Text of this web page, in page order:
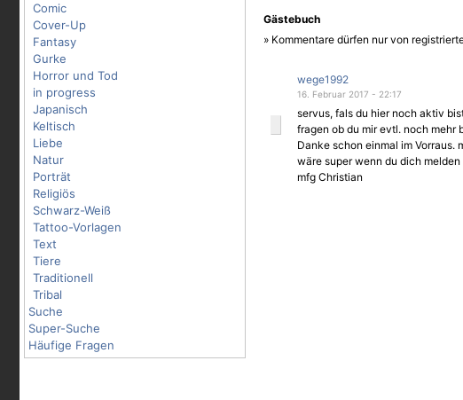
Comic
Cover-Up
Fantasy
Gurke
Horror und Tod
in progress
Japanisch
Keltisch
Liebe
Natur
Porträt
Religiös
Schwarz-Weiß
Tattoo-Vorlagen
Text
Tiere
Traditionell
Tribal
Suche
Super-Suche
Häufige Fragen
Gästebuch
» Kommentare dürfen nur von
wege1992
16. Februar 2017 - 22:17
servus, fals du hier noch aktiv
fragen ob du mir evtl. noch mehr
Danke schon einmal im Vorraus.
wäre super wenn du dich
mfg Christian